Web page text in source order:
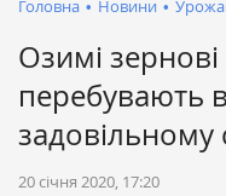
Головна • Новини •
Озимі
перебувають
задовільному
20 січня 2020, 17:20